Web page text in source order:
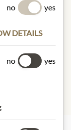
no yes
DETAILS
no yes